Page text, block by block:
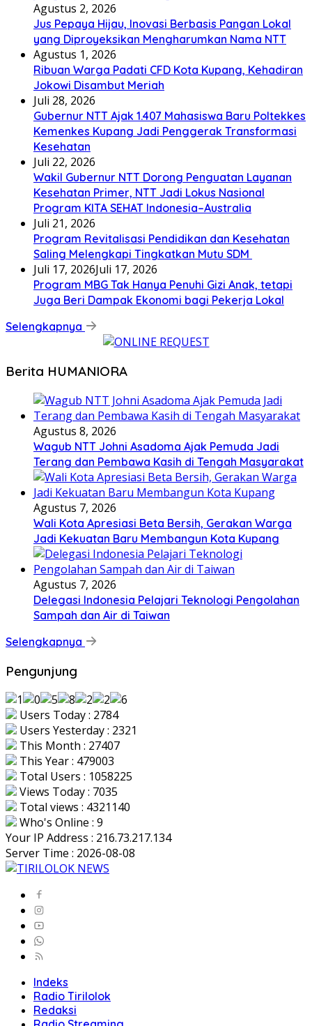
Agustus 2, 2026
Jus Pepaya Hijau, Inovasi Berbasis Pangan Lokal
yang Diproyeksikan Mengharumkan Nama NTT
Agustus 1, 2026
Ribuan Warga Padati CFD Kota Kupang, Kehadiran
Jokowi Disambut Meriah
Juli 28, 2026
Gubernur NTT Ajak 1.407 Mahasiswa Baru Poltekkes
Kemenkes Kupang Jadi Penggerak Transformasi
Kesehatan
Juli 22, 2026
Wakil Gubernur NTT Dorong Penguatan Layanan
Kesehatan Primer, NTT Jadi Lokus Nasional
Program KITA SEHAT Indonesia–Australia
Juli 21, 2026
Program Revitalisasi Pendidikan dan Kesehatan
Saling Melengkapi Tingkatkan Mutu SDM
Juli 17, 2026Juli 17, 2026
Program MBG Tak Hanya Penuhi Gizi Anak, tetapi
Juga Beri Dampak Ekonomi bagi Pekerja Lokal
Selengkapnya
Berita HUMANIORA
Agustus 8, 2026
Wagub NTT Johni Asadoma Ajak Pemuda Jadi
Terang dan Pembawa Kasih di Tengah Masyarakat
Agustus 7, 2026
Wali Kota Apresiasi Beta Bersih, Gerakan Warga
Jadi Kekuatan Baru Membangun Kota Kupang
Agustus 7, 2026
Delegasi Indonesia Pelajari Teknologi Pengolahan
Sampah dan Air di Taiwan
Selengkapnya
Pengunjung
Users Today : 2784
Users Yesterday : 2321
This Month : 27407
This Year : 479003
Total Users : 1058225
Views Today : 7035
Total views : 4321140
Who's Online : 9
Your IP Address : 216.73.217.134
Server Time : 2026-08-08
Indeks
Radio Tirilolok
Redaksi